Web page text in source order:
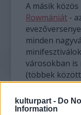
kulturpart - Do
Information
A másik
Rowmániát -
minden
városokban
(többek
Temesváron).